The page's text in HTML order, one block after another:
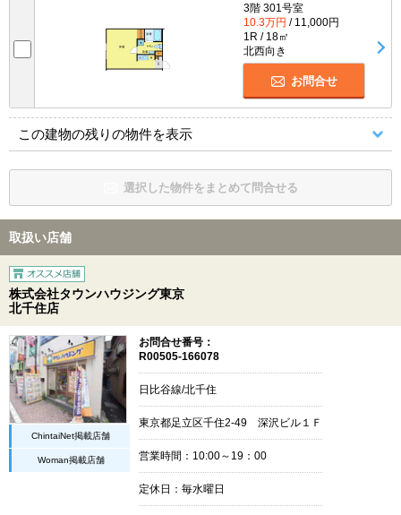
3階 301号室
10.3万円 / 11,000円
1R / 18㎡
北西向き
お問合せ
この建物の残りの物件を表示
選択した物件をまとめて問合せる
取扱い店舗
株式会社タウンハウジング東京
北千住店
ChintaiNet掲載店舗
Woman掲載店舗
お問合せ番号：
R00505-166078
日比谷線/北千住
東京都足立区千住2-49 深沢ビル１Ｆ
営業時間：10:00～19：00
定休日：毎水曜日